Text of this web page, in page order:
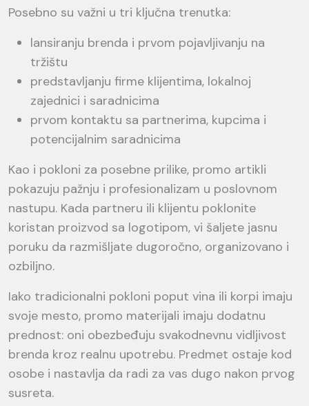
Posebno su važni u tri ključna trenutka:
lansiranju brenda i prvom pojavljivanju na
tržištu
predstavljanju firme klijentima, lokalnoj
zajednici i saradnicima
prvom kontaktu sa partnerima, kupcima i
potencijalnim saradnicima
Kao i pokloni za posebne prilike, promo artikli
pokazuju pažnju i profesionalizam u poslovnom
nastupu. Kada partneru ili klijentu poklonite
koristan proizvod sa logotipom, vi šaljete jasnu
poruku da razmišljate dugoročno, organizovano i
ozbiljno.
Iako tradicionalni pokloni poput vina ili korpi imaju
svoje mesto, promo materijali imaju dodatnu
prednost: oni obezbeđuju svakodnevnu vidljivost
brenda kroz realnu upotrebu. Predmet ostaje kod
osobe i nastavlja da radi za vas dugo nakon prvog
susreta.